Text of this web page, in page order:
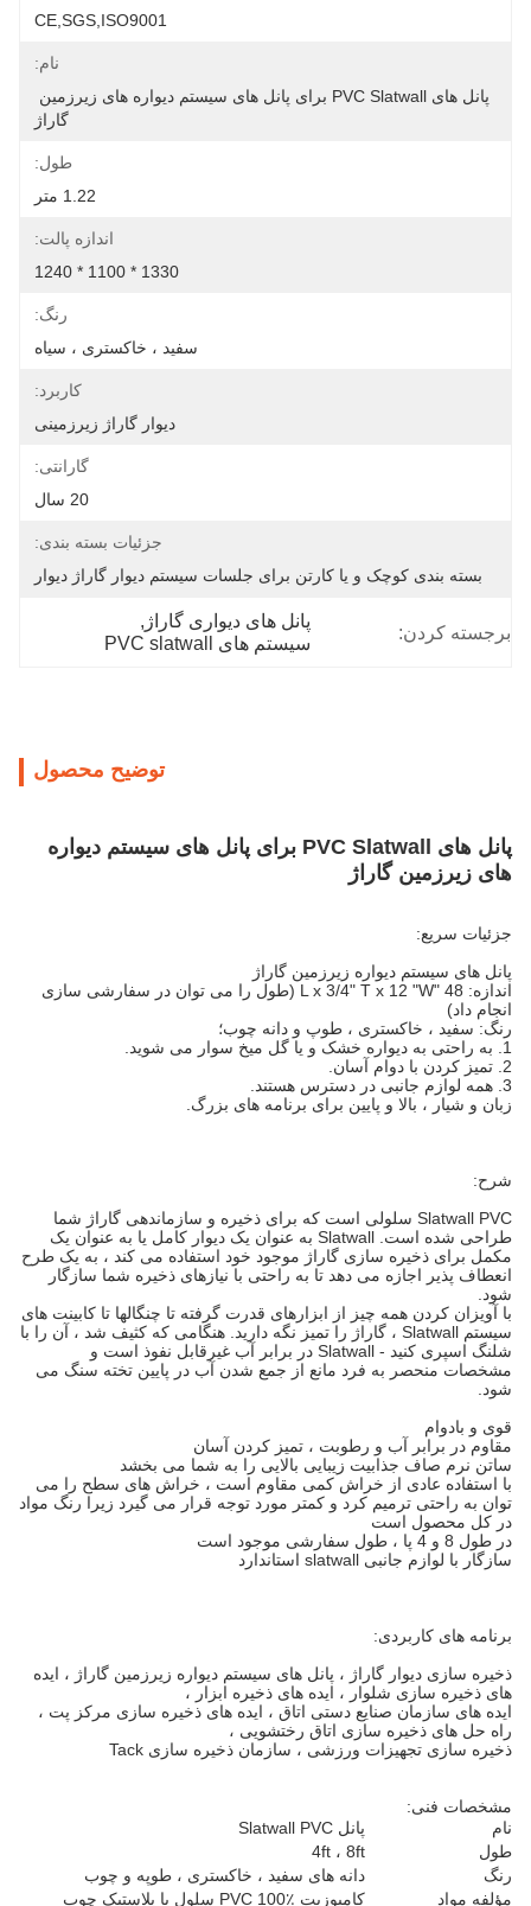
CE,SGS,ISO9001
نام:
پانل های PVC Slatwall برای پانل های سیستم دیواره های زیرزمین
گاراژ
طول:
1.22 متر
اندازه پالت:
1330 * 1100 * 1240
رنگ:
سفید ، خاکستری ، سیاه
کاربرد:
دیوار گاراژ زیرزمینی
گارانتی:
20 سال
جزئیات بسته بندی:
بسته بندی کوچک و یا کارتن برای جلسات سیستم دیوار گاراژ دیوار
برجسته کردن:
پانل های دیواری گاراژ,
سیستم های PVC slatwall
توضیح محصول
پانل های PVC Slatwall برای پانل های سیستم دیواره
های زیرزمین گاراژ
جزئیات سریع:
پانل های سیستم دیواره زیرزمین گاراژ
اندازه: 48 "L x 3/4" T x 12 "W (طول را می توان در سفارشی سازی
انجام داد)
رنگ: سفید ، خاکستری ، طوپ و دانه چوب؛
زبان و شیار ، بالا و پایین برای برنامه های بزرگ.
شرح:
Slatwall PVC سلولی است که برای ذخیره و سازماندهی گاراژ شما
طراحی شده است. Slatwall به عنوان یک دیوار کامل یا به عنوان یک
مکمل برای ذخیره سازی گاراژ موجود خود استفاده می کند ، به یک طرح
انعطاف پذیر اجازه می دهد تا به راحتی با نیازهای ذخیره شما سازگار
شود.
با آویزان کردن همه چیز از ابزارهای قدرت گرفته تا چنگالها تا کابینت های
سیستم Slatwall ، گاراژ را تمیز نگه دارید. هنگامی که کثیف شد ، آن را با
شلنگ اسپری کنید - Slatwall در برابر آب غیرقابل نفوذ است و
مشخصات منحصر به فرد مانع از جمع شدن آب در پایین تخته سنگ می
شود.
قوی و بادوام
مقاوم در برابر آب و رطوبت ، تمیز کردن آسان
ساتن نرم صاف جذابیت زیبایی بالایی را به شما می بخشد
با استفاده عادی از خراش کمی مقاوم است ، خراش های سطح را می
توان به راحتی ترمیم کرد و کمتر مورد توجه قرار می گیرد زیرا رنگ مواد
در کل محصول است
در طول 8 و 4 پا ، طول سفارشی موجود است
سازگار با لوازم جانبی slatwall استاندارد
برنامه های کاربردی:
ذخیره سازی دیوار گاراژ ، پانل های سیستم دیواره زیرزمین گاراژ ، ایده
های ذخیره سازی شلوار ، ایده های ذخیره ابزار ،
ایده های سازمان صنایع دستی اتاق ، ایده های ذخیره سازی مرکز پت ،
راه حل های ذخیره سازی اتاق رختشویی ،
ذخیره سازی تجهیزات ورزشی ، سازمان ذخیره سازی Tack
مشخصات فنی:
نام
پانل Slatwall PVC
طول
4ft ، 8ft
رنگ
دانه های سفید ، خاکستری ، طوپه و چوب
مؤلفه مواد
کامپوزیت PVC 100٪ سلول یا پلاستیک چوب